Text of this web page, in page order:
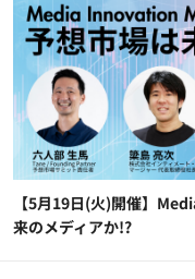
【5月19日(火)開催】
来のメディアか!?